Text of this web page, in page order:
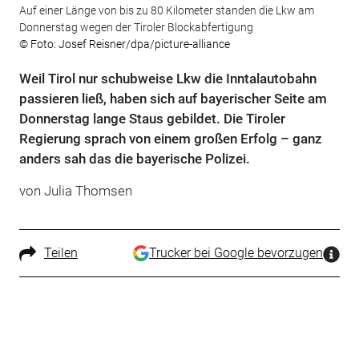
Auf einer Länge von bis zu 80 Kilometer standen die Lkw am
Donnerstag wegen der Tiroler Blockabfertigung
© Foto: Josef Reisner/dpa/picture-alliance
Weil Tirol nur schubweise Lkw die Inntalautobahn
passieren ließ, haben sich auf bayerischer Seite am
Donnerstag lange Staus gebildet. Die Tiroler
Regierung sprach von einem großen Erfolg – ganz
anders sah das die bayerische Polizei.
von Julia Thomsen
Teilen Trucker bei Google bevorzugen